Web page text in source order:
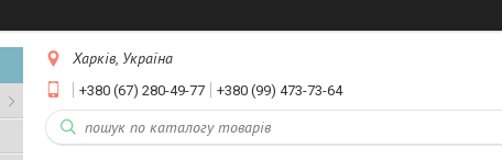
Харків, Україна
+380 (67) 280-49-77 +380 (99) 473-73-64